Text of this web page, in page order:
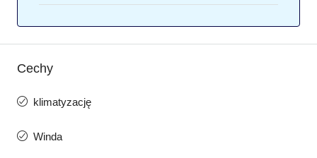
Cechy
klimatyzację
Winda